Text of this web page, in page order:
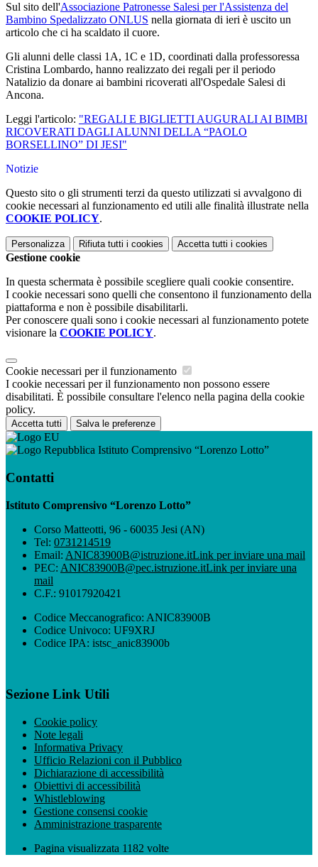
Sul sito dell'Associazione Patronesse Salesi per l'Assistenza del
Bambino Spedalizzato ONLUS nella giornata di ieri è uscito un
articolo che ci ha scaldato il cuore.
Gli alunni delle classi 1A, 1C e 1D, coordinati dalla professoressa
Cristina Lombardo, hanno realizzato dei regali per il periodo
Natalizio da donare ai bambini ricoverati all'Ospedale Salesi di
Ancona.
Leggi l'articolo: "REGALI E BIGLIETTI AUGURALI AI BIMBI
RICOVERATI DAGLI ALUNNI DELLA “PAOLO
BORSELLINO” DI JESI"
Notizie
Questo sito o gli strumenti terzi da questo utilizzati si avvalgono di
cookie necessari al funzionamento ed utili alle finalità illustrate nella
COOKIE POLICY.
Personalizza Rifiuta tutti i cookies Accetta tutti i cookies
Gestione cookie
In questa schermata è possibile scegliere quali cookie consentire.
I cookie necessari sono quelli che consentono il funzionamento della
piattaforma e non è possibile disabilitarli.
Per conoscere quali sono i cookie necessari al funzionamento potete
visionare la COOKIE POLICY.
Cookie necessari per il funzionamento
I cookie necessari per il funzionamento non possono essere
disabilitati. È possibile consultare l'elenco nella pagina della cookie
policy.
Accetta tutti Salva le preferenze
Istituto Comprensivo “Lorenzo Lotto”
Contatti
Istituto Comprensivo “Lorenzo Lotto”
Corso Matteotti, 96 - 60035 Jesi (AN)
Tel: 0731214519
Email: ANIC83900B@istruzione.itLink per inviare una mail
PEC: ANIC83900B@pec.istruzione.itLink per inviare una
mail
C.F.: 91017920421
Codice Meccanografico: ANIC83900B
Codice Univoco: UF9XRJ
Codice IPA: istsc_anic83900b
Sezione Link Utili
Cookie policy
Note legali
Informativa Privacy
Ufficio Relazioni con il Pubblico
Dichiarazione di accessibilità
Obiettivi di accessibilità
Whistleblowing
Gestione consensi cookie
Amministrazione trasparente
Pagina visualizzata 1182 volte